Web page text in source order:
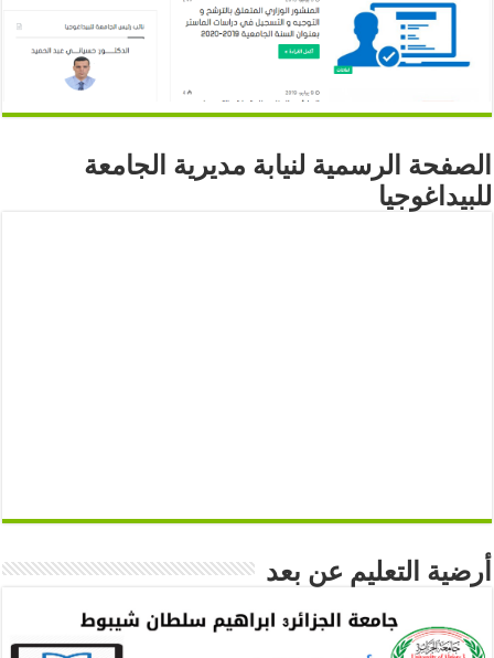
الصفحة الرسمية لنيابة مديرية الجامعة
للبيداغوجيا
أرضية التعليم عن بعد